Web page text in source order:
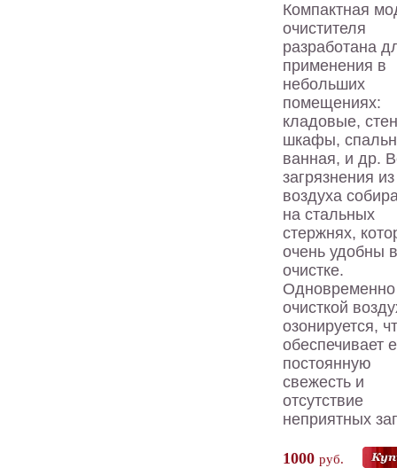
Компактная
очистителя
разработана
применения в
небольших
помещениях:
кладовые,
шкафы,
ванная, и др.
загрязнения из
воздуха
на стальных
стержнях,
очень удобны в
очистке.
Одновременно
очисткой
озонируется,
обеспечивает
постоянную
свежесть и
отсутствие
неприятных
1000 руб.